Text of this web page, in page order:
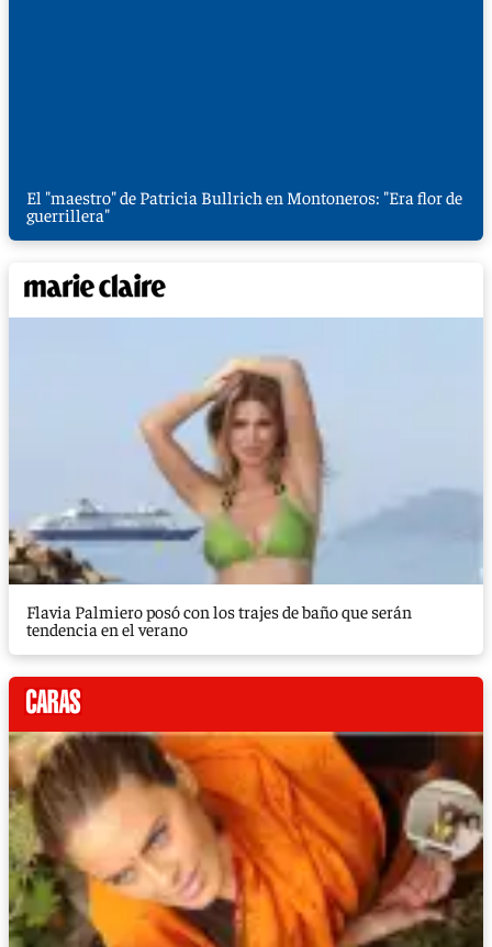
El "maestro" de Patricia Bullrich en Montoneros: "Era flor de
guerrillera"
Flavia Palmiero posó con los trajes de baño que serán
tendencia en el verano